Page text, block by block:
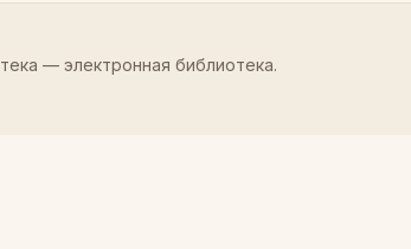
— электронная библиотека.